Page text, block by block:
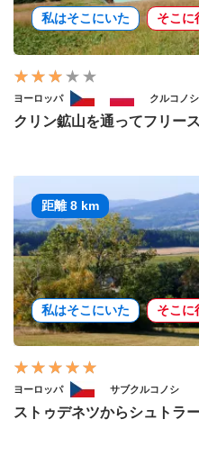
私はそこにいた そこに
ヨーロッパ クルコノシ
クリン鉱山を通ってフリー
距離 8 km
私はそこにいた そこに
ヨーロッパ サブクルコノシ
ストゥデネツからシュトラ